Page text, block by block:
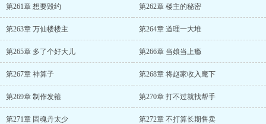
第261章 想要毁约 第262章 楼主的秘密
第263章 万仙楼楼主 第264章 道理一大堆
第265章 多了个好大儿 第266章 当娘当上瘾
第267章 神算子 第268章 将赵家收入麾下
第269章 制作发箍 第270章 打不过就找帮手
第271章 固魂丹太少 第272章 不打算长期售卖